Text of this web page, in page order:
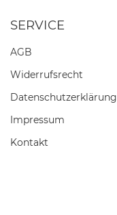
SERVICE
AGB
Widerrufs­recht
Daten­schutz­erklärung
Impressum
Kontakt